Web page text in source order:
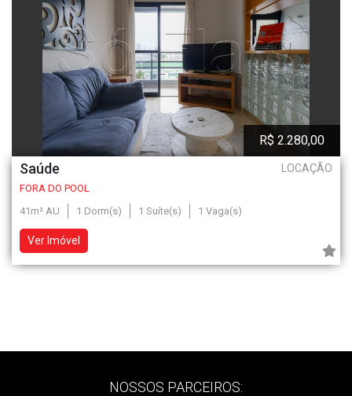
Saúde LOCAÇÃO
R$ 2.280,00
FORA DO POOL
41m² AU
1 Dorm(s) 1 Suíte(s) 1 Vaga(s)
Ver Imóvel
NOSSOS PARCEIROS: